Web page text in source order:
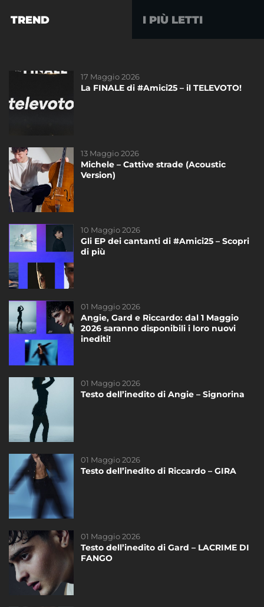
TREND I PIÙ LETTI
17 Maggio 2026
La FINALE di #Amici25 – il TELEVOTO!
13 Maggio 2026
Michele – Cattive strade (Acoustic
Version)
10 Maggio 2026
Gli EP dei cantanti di #Amici25 – Scopri
di più
01 Maggio 2026
Angie, Gard e Riccardo: dal 1 Maggio
2026 saranno disponibili i loro nuovi
inediti!
01 Maggio 2026
Testo dell’inedito di Angie – Signorina
01 Maggio 2026
Testo dell’inedito di Riccardo – GIRA
01 Maggio 2026
Testo dell’inedito di Gard – LACRIME DI
FANGO
01 Giugno 2023
L’11 Giugno 2023 il concerto esclusivo dei
14 Novembre 2020
Freddy è sponsor tecnico di #Amici20!
23 Gennaio 2019
Testo dell’inedito di Giordana Angi
“Casa”
27 Gennaio 2026
I nuovi inediti dei cantanti di #Amici25:
ascoltali ora!
14 Marzo 2023
Testo dell’inedito di Federica – Scivola
21 Novembre 2020
Riassunto dello Speciale di sabato del
14 Maggio 2025
La finale di #Amici24 – Televoto!